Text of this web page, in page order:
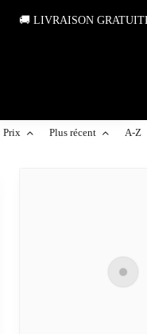
🚚 LIVRAISON
Prix Plus récent A-Z